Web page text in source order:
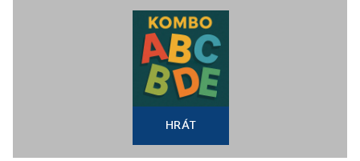
HRÁT